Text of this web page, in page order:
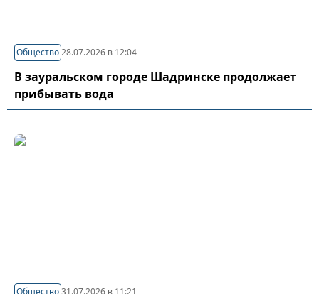
Общество28.07.2026 в 12:04
В зауральском городе Шадринске продолжает
прибывать вода
Общество31.07.2026 в 11:21